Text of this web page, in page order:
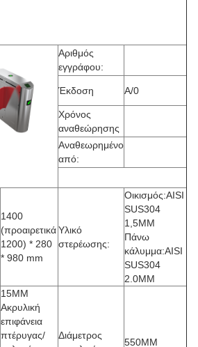
Αριθμός
εγγράφου:
Έκδοση Α/0
Χρόνος
αναθεώρησης
Αναθεωρημένο
από:
1400
(προαιρετικά
1200) * 280
* 980 mm
Υλικό
στερέωσης:
Οικισμός:AISI
SUS304
1,5MM
Πάνω
κάλυμμα:AISI
SUS304
2.0MM
15MM
Ακρυλική
επιφάνεια
πτέρυγας/
Διάμετρος
550MM